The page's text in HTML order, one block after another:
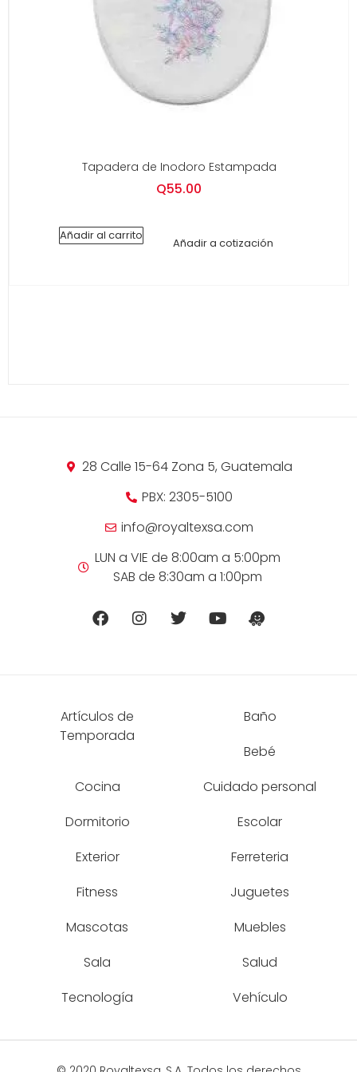
Tapadera de Inodoro Estampada
Q55.00
Añadir al carrito
Añadir a cotización
28 Calle 15-64 Zona 5, Guatemala
PBX: 2305-5100
info@royaltexsa.com
LUN a VIE de 8:00am a 5:00pm
SAB de 8:30am a 1:00pm
Artículos de
Temporada
Baño
Bebé
Cocina
Cuidado personal
Dormitorio
Escolar
Exterior
Ferreteria
Fitness
Juguetes
Mascotas
Muebles
Sala
Salud
Tecnología
Vehículo